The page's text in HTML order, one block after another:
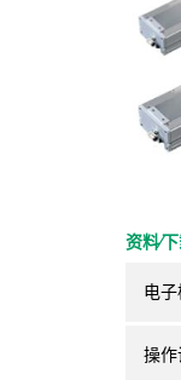
资料⁄
电
操作